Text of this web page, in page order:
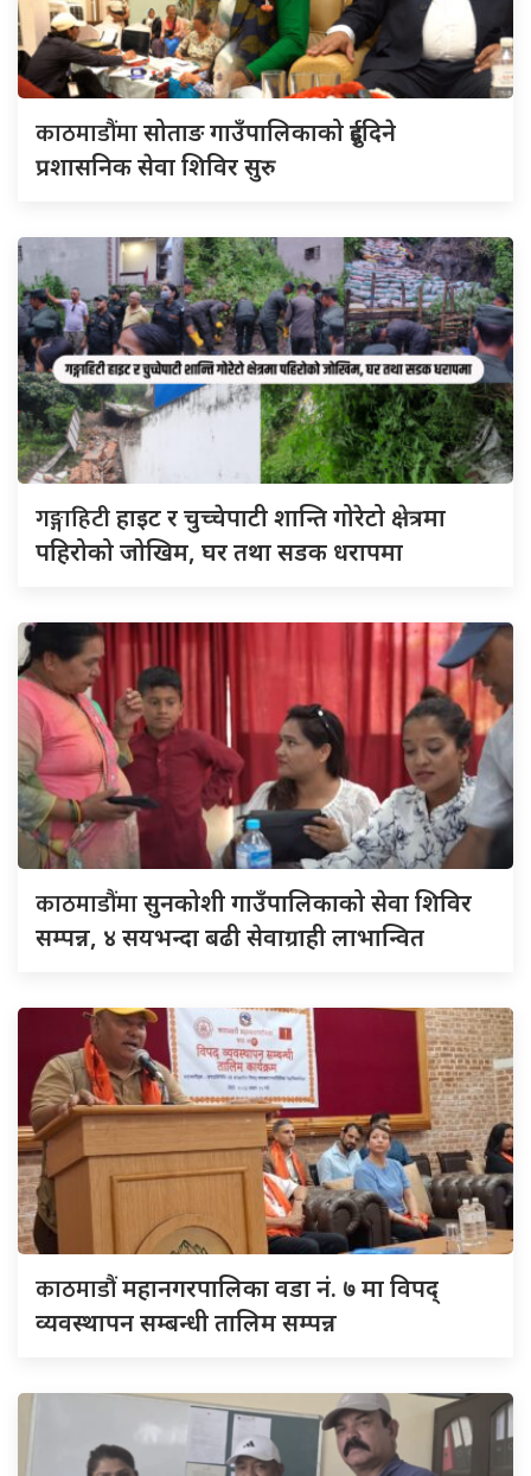
काठमाडौंमासोताङ गाउँपालिकाको दुईदिने
प्रशासनिक सेवा शिविर सुरु
गङ्गाहिटीहाइट र चुच्चेपाटी शान्ति गोरेटो क्षेत्रमा
पहिरोको जोखिम, घर तथा सडक धरापमा
काठमाडौंमासुनकोशी गाउँपालिकाको सेवा शिविर
सम्पन्न, ४ सयभन्दा बढी सेवाग्राही लाभान्वित
काठमाडौंमहानगरपालिका वडा नं. ७ मा विपद्
व्यवस्थापन सम्बन्धी तालिम सम्पन्न